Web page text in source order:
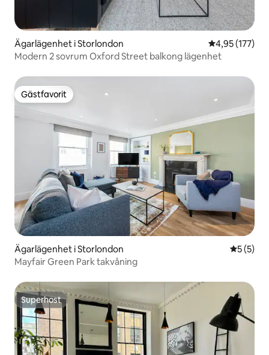
Ägarlägenhet i Storlondon 4,95 av 5 i
4,95 (177)
Modern 2 sovrum Oxford Street balkong lägenhet
Gästfavorit
Gästfavorit
Ägarlägenhet i Storlondon 5 av 5 i
5 (5)
Mayfair Green Park takvåning
Superhost
Superhost